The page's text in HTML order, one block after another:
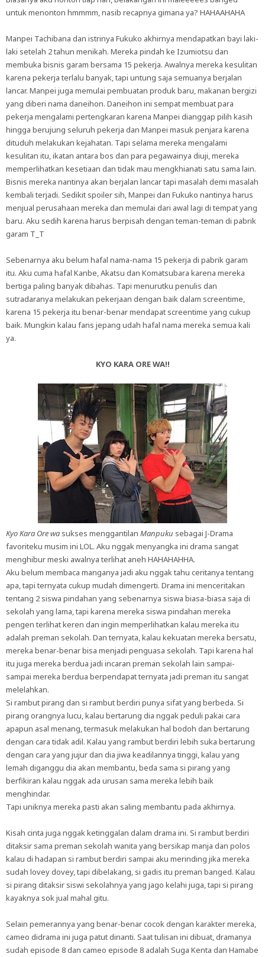
untuk menonton hmmmm, nasib recapnya gimana ya? HAHAAHAHA
Manpei Tachibana dan istrinya Fukuko akhirnya mendapatkan bayi laki-
laki setelah 2 tahun menikah. Mereka pindah ke Izumiotsu dan
membuka bisnis garam bersama 15 pekerja. Awalnya mereka kesulitan
karena pekerja terlalu banyak, tapi untung saja semuanya berjalan
lancar. Manpei juga memulai pembuatan produk baru, makanan bergizi
yang diberi nama daneihon. Daneihon ini sempat membuat para
pekerja mengalami pertengkaran karena Manpei dianggap pilih kasih
hingga berujung seluruh pekerja dan Manpei masuk penjara karena
dituduh melakukan kejahatan. Tapi selama mereka mengalami
kesulitan itu, ikatan antara bos dan para pegawainya diuji, mereka
memperlihatkan kesetiaan dan tidak mau mengkhianati satu sama lain.
Bisnis mereka nantinya akan berjalan lancar tapi masalah demi masalah
kembali terjadi. Sedikit spoiler sih, Manpei dan Fukuko nantinya harus
menjual perusahaan mereka dan memulai dari awal lagi di tempat yang
baru. Aku sedih karena harus berpisah dengan teman-teman di pabrik
garam T_T
Sebenarnya aku belum hafal nama-nama 15 pekerja di pabrik garam
itu. Aku cuma hafal Kanbe, Akatsu dan Komatsubara karena mereka
bertiga paling banyak dibahas. Tapi menurutku penulis dan
sutradaranya melakukan pekerjaan dengan baik dalam screentime,
karena 15 pekerja itu benar-benar mendapat screentime yang cukup
baik. Mungkin kalau fans jepang udah hafal nama mereka semua kali
ya.
KYO KARA ORE WA!!
Kyo Kara Ore wa sukses menggantilan Manpuku sebagai J-Drama
favoriteku musim ini LOL. Aku nggak menyangka ini drama sangat
menghibur meski awalnya terlihat aneh HAHAHAHHA.
Aku belum membaca manganya jadi aku nggak tahu ceritanya tentang
apa, tapi ternyata cukup mudah dimengerti. Drama ini menceritakan
tentang 2 siswa pindahan yang sebenarnya siswa biasa-biasa saja di
sekolah yang lama, tapi karena mereka siswa pindahan mereka
pengen terlihat keren dan ingin memperlihatkan kalau mereka itu
adalah preman sekolah. Dan ternyata, kalau kekuatan mereka bersatu,
mereka benar-benar bisa menjadi penguasa sekolah. Tapi karena hal
itu juga mereka berdua jadi incaran preman sekolah lain sampai-
sampai mereka berdua berpendapat ternyata jadi preman itu sangat
melelahkan.
Si rambut pirang dan si rambut berdiri punya sifat yang berbeda. Si
pirang orangnya lucu, kalau bertarung dia nggak peduli pakai cara
apapun asal menang, termasuk melakukan hal bodoh dan bertarung
dengan cara tidak adil. Kalau yang rambut berdiri lebih suka bertarung
dengan cara yang jujur dan dia jiwa keadilannya tinggi, kalau yang
lemah diganggu dia akan membantu, beda sama si pirang yang
berfikiran kalau nggak ada urusan sama mereka lebih baik
menghindar.
Tapi uniknya mereka pasti akan saling membantu pada akhirnya.
Kisah cinta juga nggak ketinggalan dalam drama ini. Si rambut berdiri
ditaksir sama preman sekolah wanita yang bersikap manja dan polos
kalau di hadapan si rambut berdiri sampai aku merinding jika mereka
sudah lovey dovey, tapi dibelakang, si gadis itu preman banged. Kalau
si pirang ditaksir siswi sekolahnya yang jago kelahi juga, tapi si pirang
kayaknya sok jual mahal gitu.
Selain pemerannya yang benar-benar cocok dengan karakter mereka,
cameo didrama ini juga patut dinanti. Saat tulisan ini dibuat, dramanya
sudah episode 8 dan cameo episode 8 adalah Suga Kenta dan Hamabe